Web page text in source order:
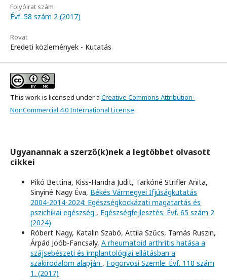
Folyóirat szám
Évf. 58 szám 2 (2017)
Rovat
Eredeti közlemények - Kutatás
This work is licensed under a Creative Commons Attribution-
NonCommercial 4.0 International License.
Ugyanannak a szerző(k)nek a legtöbbet olvasott
cikkei
Pikó Bettina, Kiss-Handra Judit, Tarkóné Strifler Anita,
Sinyiné Nagy Éva, Békés Vármegyei Ifjúságkutatás
2004-2014-2024: Egészségkockázati magatartás és
pszichikai egészség , Egészségfejlesztés: Évf. 65 szám 2
(2024)
Róbert Nagy, Katalin Szabó, Attila Szűcs, Tamás Ruszin,
Árpád Joób-Fancsaly, A rheumatoid arthritis hatása a
szájsebészeti és implantológiai ellátásban a
szakirodalom alapján , Fogorvosi Szemle: Évf. 110 szám
1. (2017)